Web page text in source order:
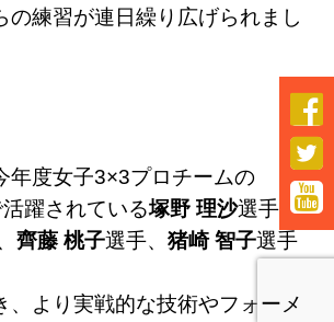
の練習が連日繰り広げられまし
年度女子3×3プロチームの
活躍されている塚野 理沙選手、
齊藤 桃子選手、 猪崎 智子選手
より実戦的な技術やフォーメ


